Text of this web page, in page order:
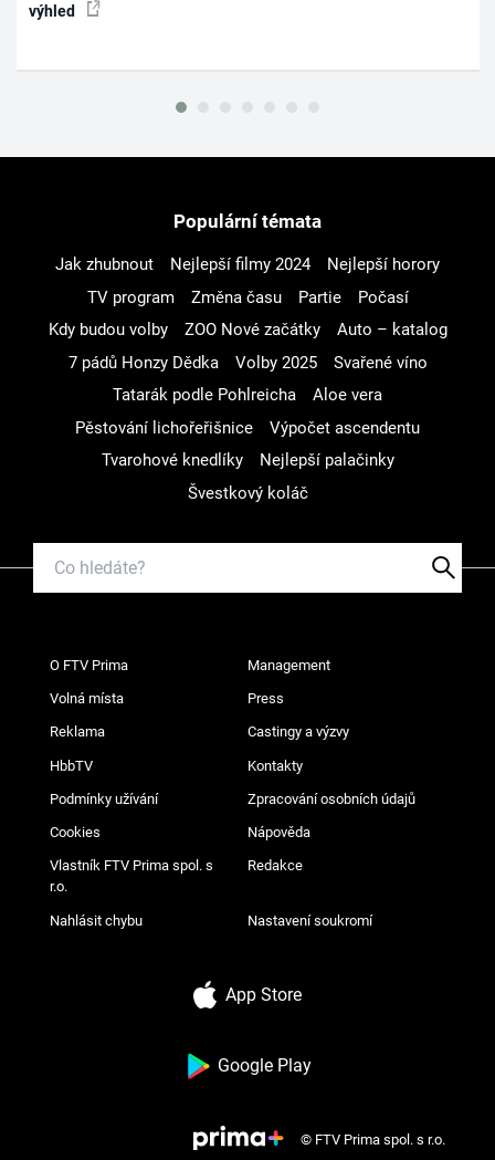
výhled
Populární témata
Jak zhubnout Nejlepší filmy 2024
Nejlepší horory
TV program
Změna času Partie
Počasí
Kdy budou volby
ZOO Nové začátky
Auto – katalog
7 pádů Honzy Dědka
Volby 2025
Svařené víno
Tatarák podle Pohlreicha
Aloe vera
Pěstování lichořeřišnice
Výpočet ascendentu
Tvarohové knedlíky
Nejlepší palačinky
Švestkový koláč
O FTV Prima Management
Volná místa Press
Reklama Castingy a výzvy
HbbTV Kontakty
Podmínky užívání Zpracování osobních údajů
Cookies Nápověda
Vlastník FTV Prima spol. s
r.o.
Redakce
Nahlásit chybu Nastavení soukromí
App Store
Google Play
© FTV Prima spol. s r.o.